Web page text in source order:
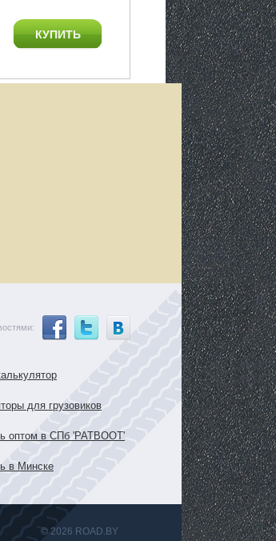
КУПИТЬ
для грузовиков
оптом в СПб 'PATBOOT'
в Минске
© 2026 ROAD.BY